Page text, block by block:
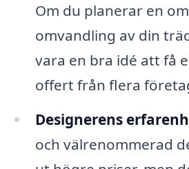
Om du planerar en
omvandling av din
vara en bra idé att få
offert från flera
Designerens
och välrenommerad